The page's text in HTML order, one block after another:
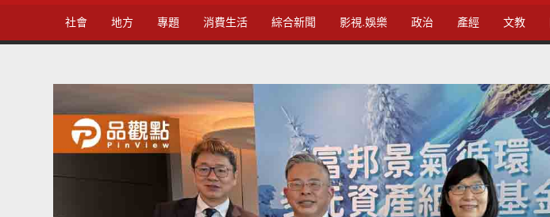
社會 地方 專題 消費生活 綜合新聞 影視.娛樂 政治 產經 文教